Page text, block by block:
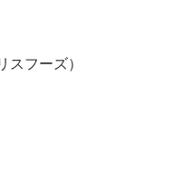
スフーズ）